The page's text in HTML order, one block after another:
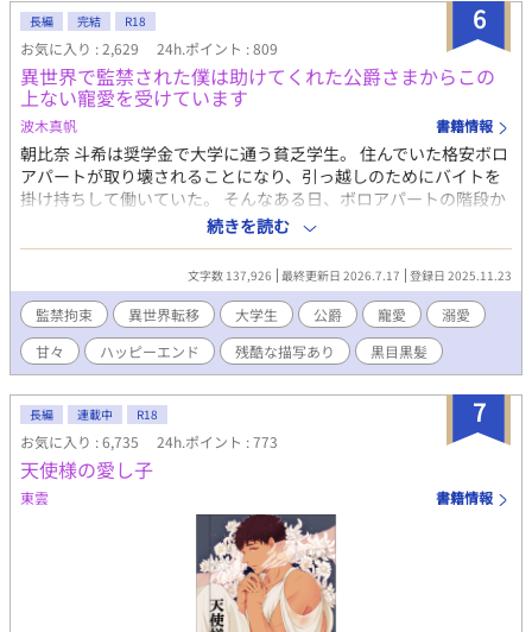
命だったことだ。 「俺、このままだと死ぬやつじゃん……」 死
を回避するために、主人公、すなわち転生先の新しいシリルは、
レオナルト公爵の信頼を得て歴史を変えようと決意。しかし、レ
オナルトは原作とは違い、どこか寂しげで孤独を抱えている様
子。さらに、主人公が意外な才覚を発揮するたびに、公爵の態度
が甘くなり、なぜか距離が近くなっていく。主人公は気づく。レ
オナルト公爵が悪に染まる原因は、彼の孤独と裏切られ続けた過
去にあるのではないかと。そして彼を救おうと奔走するが、それ
は同時に、公爵からの執着を招くことになり——！？ 原作主人
公ラセル王太子も出てきて話は複雑に！ 見どころ ・転生 ・主
従 ・推しである原作悪役に溺愛される ・前世の経験と知識を活
かす ・政治的な駆け引きとバトル要素（少し） ・ダークヒーロー
（攻め）の変化（冷酷な公爵が愛を知り、主人公に執着・溺愛す
る過程） ・黒猫もふもふ 番外編では。 ・もふもふ獣人化 ・切な
い裏側 ・少年時代 などなど 最初は、推しの信頼を得るために、
ほのぼの日常スローライフ、かわいい黒猫が出てきます。中盤に
バトルがあって、解決、という流れ。後日譚は、ほのぼのに戻る
かも。本編は完結しましたが、後日譚や番外編、ifルートなど、
続々更新中。
6
長編 完結 R18
お気に入り : 2,629 24h.ポイント : 809
異世界で監禁された僕は助けてくれた公爵さまからこの
上ない寵愛を受けています
波木真帆 書籍情報
朝比奈 斗希は奨学金で大学に通う貧乏学生。 住んでいた格安ボロ
アパートが取り壊されることになり、引っ越しのためにバイトを
掛け持ちして働いていた。 そんなある日、ボロアパートの階段か
ら落ち、気づいたら深い森の中にいた。 猟銃を持った男に狙わ
れ、男の家で監禁されることに。 絶体絶命の中、助け出してくれ
た人がいて…… 異世界からやってきた何も状況がわからない美青
年大学生と、彼をひとめ見て美しさに魅了された公爵さまの甘い
ラブストーリー。 そこまでは長くならない予定です。 R18には※
つけます。
続きを読む
文字数 137,926 最終更新日 2026.7.17 登録日 2025.11.23
監禁拘束 異世界転移 大学生 公爵 寵愛
溺愛
甘々
ハッピーエンド 残酷な描写あり 黒目黒髪
7
長編 連載中 R18
お気に入り : 6,735 24h.ポイント : 773
天使様の愛し子
東雲 書籍情報